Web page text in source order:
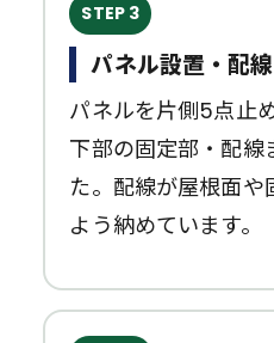
STEP 3
パネル設置・配線
パネルを片側5点止
下部の固定部・配線
た。配線が屋根面
よう納めています。